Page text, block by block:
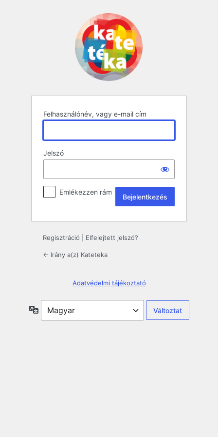
Felhasználónév, vagy e-mail cím
Jelszó
Emlékezzen rám
Regisztráció Elfelejtett jelszó?
← Irány a(z) Kateteka
Adatvédelmi tájékoztató
Nyelv